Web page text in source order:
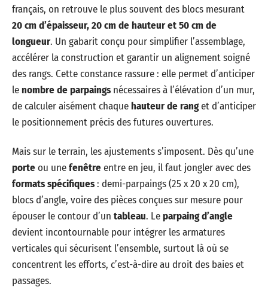
français, on retrouve le plus souvent des blocs mesurant
20 cm d’épaisseur, 20 cm de hauteur et 50 cm de
longueur. Un gabarit conçu pour simplifier l’assemblage,
accélérer la construction et garantir un alignement soigné
des rangs. Cette constance rassure : elle permet d’anticiper
lenombre de parpaingsnécessaires à l’élévation d’un mur,
de calculer aisément chaquehauteur de ranget d’anticiper
le positionnement précis des futures ouvertures.
Mais sur le terrain, les ajustements s’imposent. Dès qu’une
porteou unefenêtreentre en jeu, il faut jongler avec des
formats spécifiques: demi-parpaings (25 x 20 x 20 cm),
blocs d’angle, voire des pièces conçues sur mesure pour
épouser le contour d’un tableau. Leparpaing d’angle
devient incontournable pour intégrer les armatures
verticales qui sécurisent l’ensemble, surtout là où se
concentrent les efforts, c’est-à-dire au droit des baies et
passages.